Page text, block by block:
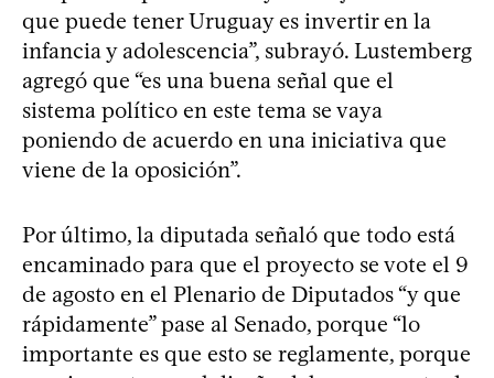
que puede tener Uruguay es invertir en la
infancia y adolescencia”, subrayó. Lustemberg
agregó que “es una buena señal que el
sistema político en este tema se vaya
poniendo de acuerdo en una iniciativa que
viene de la oposición”.
Por último, la diputada señaló que todo está
encaminado para que el proyecto se vote el 9
de agosto en el Plenario de Diputados “y que
rápidamente” pase al Senado, porque “lo
importante es que esto se reglamente, porque